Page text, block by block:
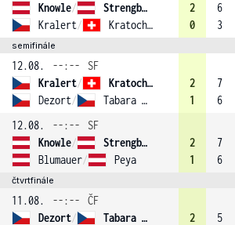
Knowle/
Strengberger (4)
Kralert/ Kratochvil
2
0
6
3
semifinále
12.08. --:--
SF
Kralert/
Kratochvil
Dezort/ Tabara (1)
2
1
7
6
12.08.
--:--
SF
Knowle/
Strengberger (4)
Blumauer/ Peya
2
1
7
6
čtvrtfinále
11.08. --:--
ČF
Dezort/
Tabara (1)
2
5